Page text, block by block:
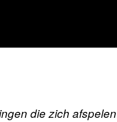
die zich